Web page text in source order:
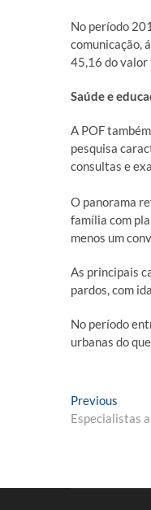
No período
comunicação,
45,16 do valor
Saúde e
A POF
pesquisa
consultas e
O panorama
família com
menos um
As principais
pardos, com
No período
urbanas do
de
Previous
post:
Especialistas